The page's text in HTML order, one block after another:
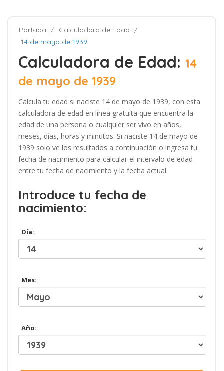
Portada
Calculadora de Edad
14 de mayo de 1939
Calculadora de Edad: 14
de mayo de 1939
Calcula tu edad si naciste 14 de mayo de 1939, con esta
calculadora de edad en línea gratuita que encuentra la
edad de una persona o cualquier ser vivo en años,
meses, días, horas y minutos. Si naciste 14 de mayo de
1939 solo ve los resultados a continuación o ingresa tu
fecha de nacimiento para calcular el intervalo de edad
entre tu fecha de nacimiento y la fecha actual.
Introduce tu fecha de
nacimiento:
Día:
Mes:
Año: